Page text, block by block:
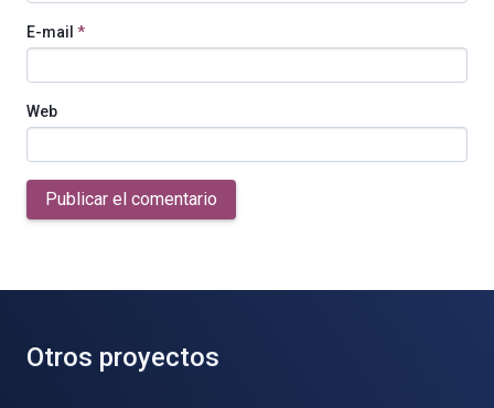
E-mail *
Web
Publicar el comentario
Otros proyectos